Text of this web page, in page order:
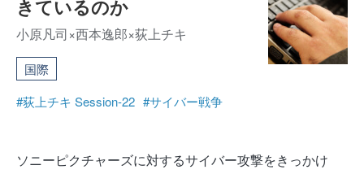
きているのか
小原凡司×西本逸郎×荻上チキ
国際
#荻上チキ Session-22 #サイバー戦争
ソニーピクチャーズに対するサイバー攻撃をきっかけ